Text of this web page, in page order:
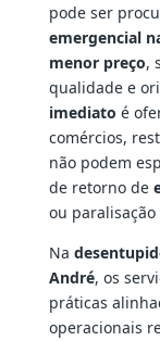
pode ser
emergencial
menor preço,
qualidade e
imediato é
comércios,
não podem
de retorno de
ou
Na
André, os
práticas
operacionais